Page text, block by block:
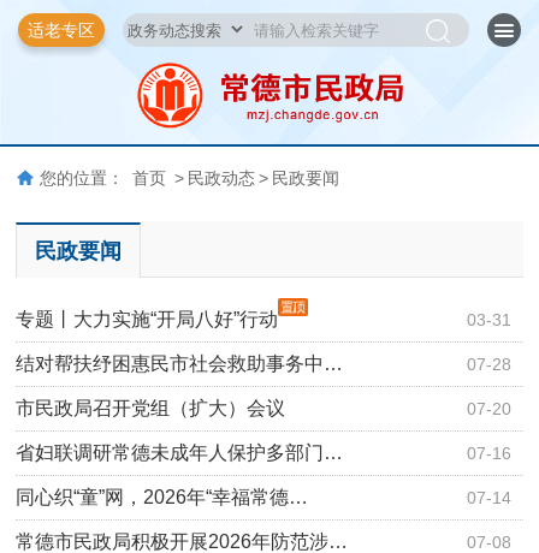
适老专区
您的位置： 首页 > 民政动态 > 民政要闻
民政要闻
03-31
专题丨大力实施“开局八好”行动
07-28
结对帮扶纾困惠民市社会救助事务中…
07-20
市民政局召开党组（扩大）会议
07-16
省妇联调研常德未成年人保护多部门…
07-14
同心织“童”网，2026年“幸福常德…
07-08
常德市民政局积极开展2026年防范涉…